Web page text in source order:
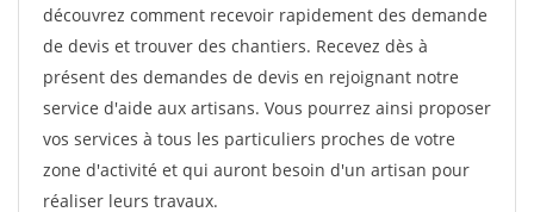
découvrez comment recevoir rapidement des demande
de devis et trouver des chantiers. Recevez dès à
présent des demandes de devis en rejoignant notre
service d'aide aux artisans. Vous pourrez ainsi proposer
vos services à tous les particuliers proches de votre
zone d'activité et qui auront besoin d'un artisan pour
réaliser leurs travaux.